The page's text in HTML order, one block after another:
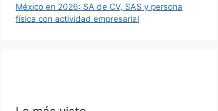
México en 2026: SA de CV, SAS y persona
física con actividad empresarial